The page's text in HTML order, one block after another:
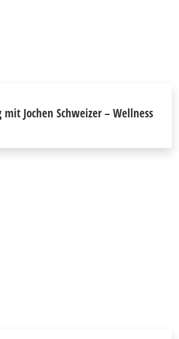
Jochen Schweizer – Wellness